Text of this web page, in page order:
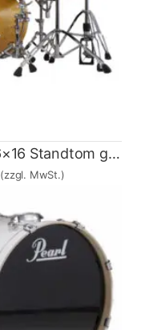
Pearl Export 16×16 Standtom gold
(zzgl. MwSt.)